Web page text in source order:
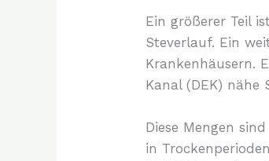
Ein größerer Teil
Steverlauf. Ein
Krankenhäusern.
Kanal (DEK) nähe
Diese Mengen
in